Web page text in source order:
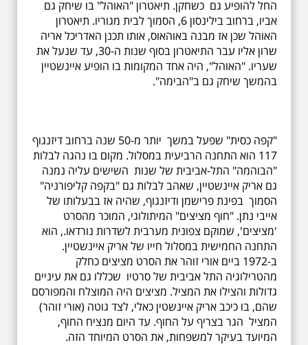
החל להופיע גם כשחקן. תיאטרון "האוהל" בו שיחק גם
אביו, ברחוב בילינסון 6, הסמוך לבית מגוריו. תיאטרון
האוהל שכן אז מבנה באוהאוס, אותו תכנן האדריכל אריה
שרון אליו עבר התיאטרון בסוף שנות ה-30, עד שנעל את
שעריו. "האוהל", היה אחד המקומות בו הופיע איינשטיין
בהמשך שיחק גם ב"הבימה".
"קפה כסית" שפעל במשך יותר מ-50 שנה ברחוב דיזנגוף
117 הוא התחנה הרביעית במסלול. מקום בו נהגה לבלות
"הבוהמה" התל-אביבית של שנות השישים עליה נמנה
גם אריק איינשטיין, שאהב לבלות גם "בקפה קליפורניה"
הסמוך בפינת פרישמן ודיזנגוף, שהיה אז בבעלותו של
אייבי נתן. "חוף מציצים" המיתולוגי, המוכר מהסרט
'מציצים', שמוקם צפונית מערבית לשדרות נורדאו., הוא
התחנה החמישית במסלול חייו של אריק איינשטיין.
ב-1972 ביים אורי זוהר את הסרט מציצים כחלק
מהטרילוגיה התל אביבית של סרטיו שכללו גם את עיניים
גדולות והצילו את המציל. מציצים היה המוצלח והמפורסם
שהם, בו כיכב אריק איינשטין כאלי, לצד גוטה (אורי זוהר)
המציל הגר בצריף על החוף. עד היום מנציח החוף,
המיועד בעיקר למשפחות, את הסרט המיוחד הזה.